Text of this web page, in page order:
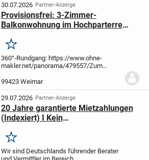
Atmosphäre. Die Wohnungen...
30.07.2026 Partner-Anzeige
Provisionsfrei: 3-Zimmer-
Balkonwohnung im Hochparterre
Nordvorstadt
Merken
360°-Rundgang: https://www.ohne-
makler.net/panorama/479557/Zum
Wohnung (über 75 m² Wohnfläche) im
Hochparterre eines gepflegten 4-
Familienhaus aus den 1920er Jahren...
99423 Weimar
29.07.2026 Partner-Anzeige
20 Jahre garantierte Mietzahlungen
(Indexiert) I Kein
Merken
Wir sind Deutschlands führender Berater